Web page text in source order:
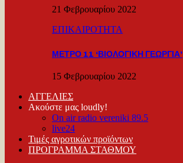
21 Φεβρουαρίου 2022
ΕΠΙΚΑΙΡΟΤΗΤΑ
ΜΕΤΡΟ 11 ‘ΒΙΟΛΟΓΙΚΗ ΓΕΩΡΓΙΑ’
15 Φεβρουαρίου 2022
ΑΓΓΕΛΙΕΣ
Ακούστε μας loudly!
On air radio vereniki 89.5
live24
Τιμές αγροτικών προϊόντων
ΠΡΟΓΡΑΜΜΑ ΣΤΑΘΜΟΥ